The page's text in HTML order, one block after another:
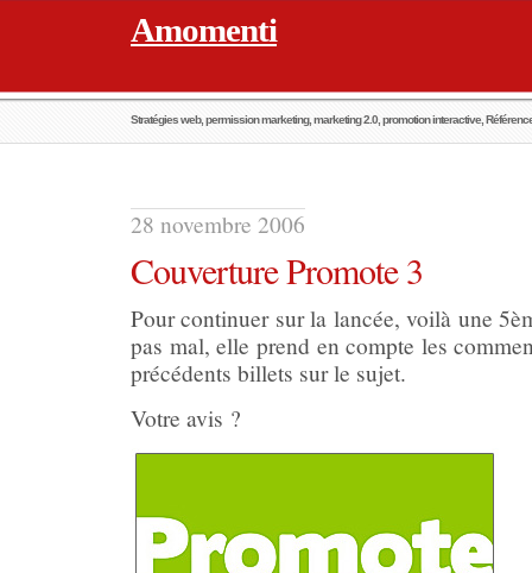
Amomenti
Stratégies web, permission marketing, marketing 2.0, promotion interactive,
28 novembre 2006
Couverture Promote 3
Pour continuer sur la lancée, voilà une
pas mal, elle prend en compte les
précédents billets sur le sujet.
Votre avis ?